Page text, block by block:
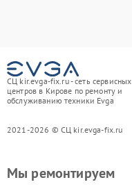
СЦ kir.evga-fix.ru - сеть сервисных
центров в Кирове по ремонту и
обслуживанию техники Evga
2021-2026 © СЦ kir.evga-fix.ru
Мы ремонтируем